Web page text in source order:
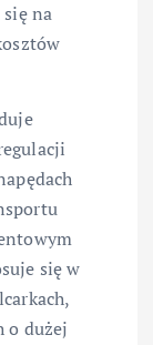
się na
się w
o dużej